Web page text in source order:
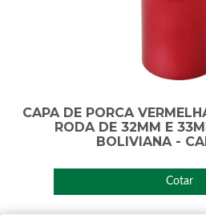
CAPA DE PORCA
RODA DE 32MM E
BOLIVIANA -
Cotar